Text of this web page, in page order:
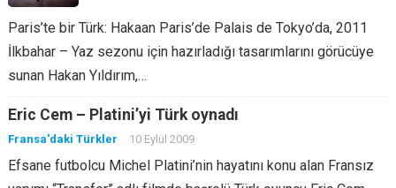
Paris’te bir Türk: Hakaan Paris’de Palais de Tokyo’da, 2011
İlkbahar – Yaz sezonu için hazırladığı tasarımlarını görücüye
sunan Hakan Yıldırım,…
Eric Cem – Platini’yi Türk oynadı
Fransa'daki Türkler 10 Eylül 2009
Efsane futbolcu Michel Platini’nin hayatını konu alan Fransız